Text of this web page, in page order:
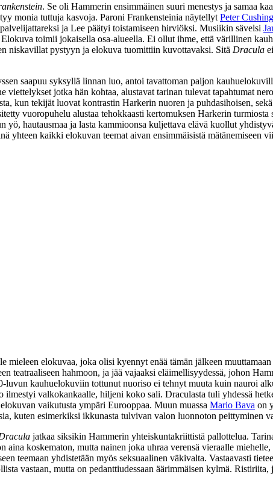
. Se oli Hammerin ensimmäinen suuri menestys ja samaa
monia tuttuja kasvoja. Paroni Frankensteinia näytellyt Peter Cushing
ja Lee päätyi toistamiseen hirviöksi. Musiikin sävelsi
toimii jokaisella osa‑alueella. Ei ollut ihme, että värillinen
niskavillat pystyyn ja elokuva tuomittiin kuvottavaksi. Sitä Dracula
saapuu syksyllä linnan luo, antoi tavattoman paljon
jotka hän kohtaa, alustavat tarinan tulevat tapahtumat
kun tekijät luovat kontrastin Harkerin nuoren ja puhdasihoisen,
vuoropuhelu alustaa tehokkaasti kertomuksen Harkerin turmiosta
hautausmaa ja lasta kammioonsa kuljettava elävä kuollut
yhteen kaikki elokuvan teemat aivan ensimmäisistä mätänemiseen
mieleen elokuvaa, joka olisi kyennyt enää tämän jälkeen
teatraaliseen hahmoon, ja jää vajaaksi eläimellisyydessä, johon
kauhuelokuviin tottunut nuoriso ei tehnyt muuta kuin nauroi
valkokankaalle, hiljeni koko sali. Draculasta tuli yhdessä
vaikutusta ympäri Eurooppaa. Muun muassa Mario Bava on
kuten esimerkiksi ikkunasta tulvivan valon luonnoton peittyminen
jatkaa siksikin Hammerin yhteiskuntakriittistä pallottelua.
koskematon, mutta nainen joka uhraa verensä vieraalle
teemaan yhdistetään myös seksuaalinen väkivalta. Vastaavasti
vastaan, mutta on pedanttiudessaan äärimmäisen kylmä. Ristiriita,